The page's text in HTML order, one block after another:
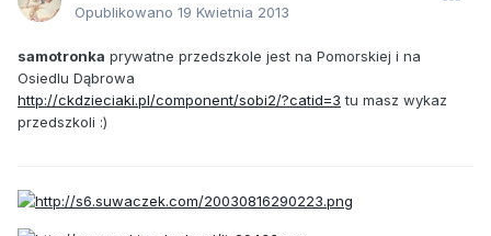
Opublikowano 19 Kwietnia 2013
samotronka prywatne przedszkole jest na Pomorskiej i na
Osiedlu Dąbrowa
http://ckdzieciaki.pl/component/sobi2/?catid=3 tu masz wykaz
przedszkoli :)